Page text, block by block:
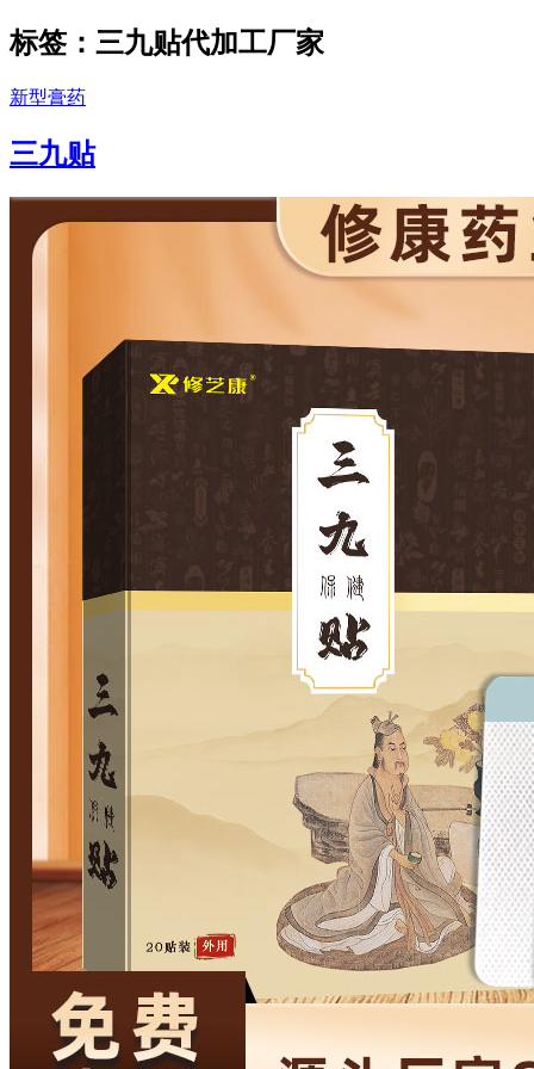
标签：三九贴代加工厂家
新型膏药
三九贴